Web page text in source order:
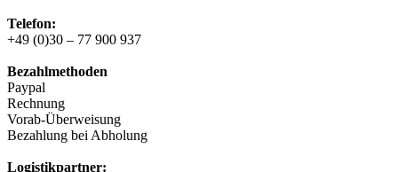
Telefon:
+49 (0)30 – 77 900 937
Bezahlmethoden
Paypal
Rechnung
Vorab-Überweisung
Bezahlung bei Abholung
Logistikpartner: